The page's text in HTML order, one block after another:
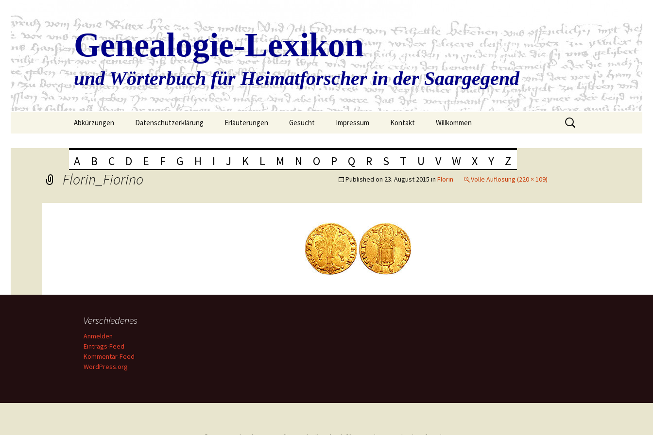
Genealogie-Lexikon
und Wörterbuch für Heimatforscher in der Saargegend
Abkürzungen Datenschutzerklärung Erläuterungen Gesucht Impressum Kontakt Willkommen
Suchen
nach:
A B C D E F G H I J K L M N O P Q R S T U V W X Y Z
Florin_Fiorino Published on 23. August 2015 in Florin Volle Auflösung (220 × 109)
Verschiedenes
Anmelden
Eintrags-Feed
Kommentar-Feed
WordPress.org